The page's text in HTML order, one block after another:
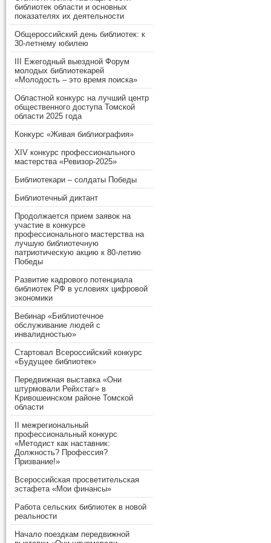
библиотек области и основных
показателях их деятельности
Общероссийский день библиотек: к
30-летнему юбилею
III Ежегодный выездной Форум
молодых библиотекарей
«Молодость – это время поиска»
Областной конкурс на лучший центр
общественного доступа Томской
области 2025 года
Конкурс «Живая библиография»
XIV конкурс профессионального
мастерства «Ревизор-2025»
Библиотекари – солдаты Победы
Библиотечный диктант
Продолжается прием заявок на
участие в конкурсе
профессионального мастерства на
лучшую библиотечную
патриотическую акцию к 80-летию
Победы
Развитие кадрового потенциала
библиотек РФ в условиях цифровой
экономики
Вебинар «Библиотечное
обслуживание людей с
инвалидностью»
Стартовал Всероссийский конкурс
«Будущее библиотек»
Передвижная выставка «Они
штурмовали Рейхстаг» в
Кривошеинском районе Томской
области
II межрегиональный
профессиональный конкурс
«Методист как наставник:
Должность? Профессия?
Призвание!»
Всероссийская просветительская
эстафета «Мои финансы»
Работа сельских библиотек в новой
реальности
Начало поездкам передвижной